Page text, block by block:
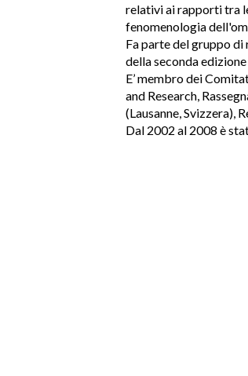
relativi ai rapporti tra
fenomenologia
Fa parte del gruppo di
della seconda
E’ membro dei
and Research,
(Lausanne, Svizzera),
Dal 2002 al 2008 è